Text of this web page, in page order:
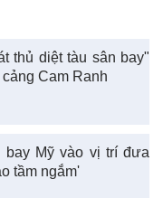
thủ diệt tàu sân bay"
Cam Ranh
bay Mỹ vào vị trí đưa
tầm ngắm'